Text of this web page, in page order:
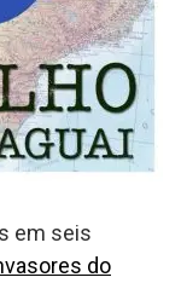
em seis
do